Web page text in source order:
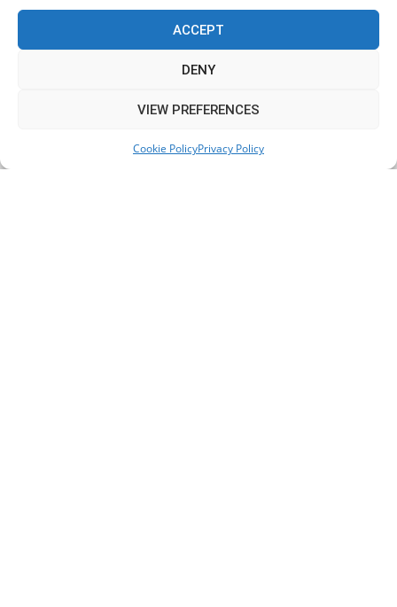
ACCEPT
DENY
VIEW PREFERENCES
Cookie PolicyPrivacy Policy
Πόλη Χρυσοχούς: Σε εξέλιξη η ενοποίηση τεσσάρων
αρχαιολογικών χώρων (εικόνες)
όσους δεν συμμορφώθηκαν για τις επικίνδυνες
This website uses cookies to improve your experience. We'll
Accept
Read More